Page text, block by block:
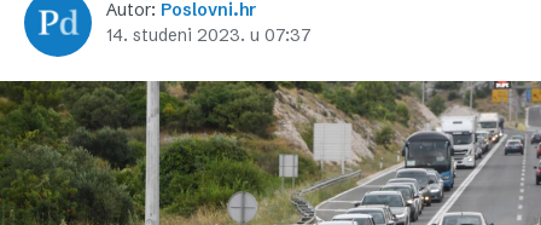
Autor: Poslovni.hr
14. studeni 2023. u 07:37